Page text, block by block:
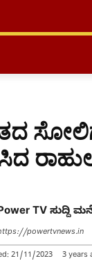
TV ಸುದ್ದಿ
powertvnews.in
21/11/2023 3 years